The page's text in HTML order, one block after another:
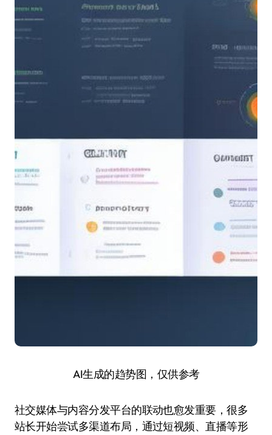
AI生成的趋势图，仅供参考
社交媒体与内容分发平台的联动也愈发重要，很多
站长开始尝试多渠道布局，通过短视频、直播等形